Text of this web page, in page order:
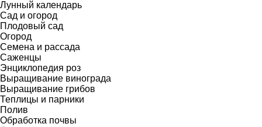
Лунный календарь
Сад и огород
Плодовый сад
Огород
Семена и рассада
Саженцы
Энциклопедия роз
Выращивание винограда
Выращивание грибов
Теплицы и парники
Полив
Обработка почвы